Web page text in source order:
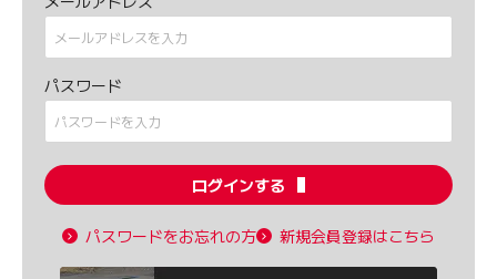
パスワード
ログインする
パスワードをお忘れの方 新規会員登録はこちら